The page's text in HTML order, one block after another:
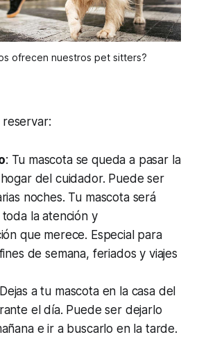
ofrecen nuestros pet sitters?
reservar:
: Tu mascota se queda a pasar la
del cuidador. Puede ser
noches. Tu mascota será
la atención y
que merece. Especial para
de semana, feriados y viajes
a tu mascota en la casa del
el día. Puede ser dejarlo
e ir a buscarlo en la tarde.